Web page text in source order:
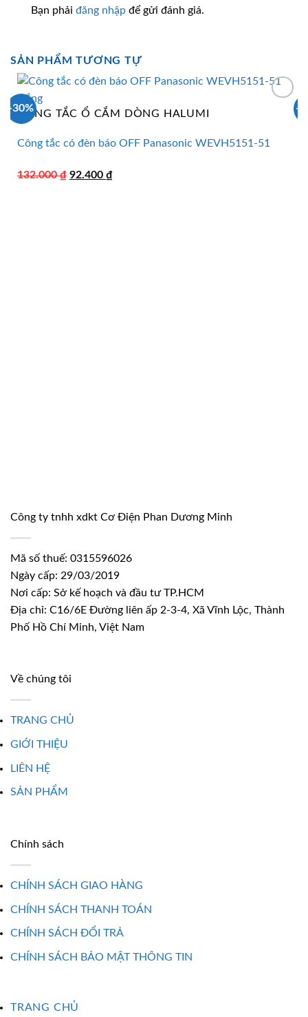
Bạn phải đăng nhập để gửi đánh giá.
SẢN PHẨM TƯƠNG TỰ
-30%
CÔNG TẮC Ổ CẮM DÒNG HALUMI
Công tắc có đèn báo OFF Panasonic WEVH5151-51
132.000₫ Giá
92.400 ₫Giá
-
Công ty tnhh xdkt Cơ Điện Phan Dương Minh
Mã số thuế: 0315596026
Ngày cấp: 29/03/2019
Nơi cấp: Sở kế hoạch và đầu tư TP.HCM
Địa chỉ: C16/6E Đường liên ấp 2-3-4, Xã Vĩnh Lộc, Thành
Phố Hồ Chí Minh, Việt Nam
Về chúng tôi
TRANG CHỦ
GIỚI THIỆU
LIÊN HỆ
SẢN PHẨM
Chính sách
CHÍNH SÁCH GIAO HÀNG
CHÍNH SÁCH THANH TOÁN
CHÍNH SÁCH ĐỔI TRẢ
CHÍNH SÁCH BẢO MẬT THÔNG TIN
TRANG CHỦ